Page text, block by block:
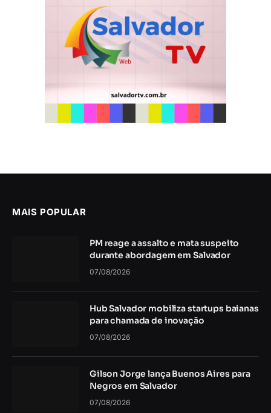
MAIS POPULAR
PM reage a assalto e mata suspeito
durante abordagem em Salvador
07/08/2026
Hub Salvador mobiliza startups baianas
para chamada de inovação
07/08/2026
Gilson Jorge lança Buenos Aires para
Negros em Salvador
07/08/2026